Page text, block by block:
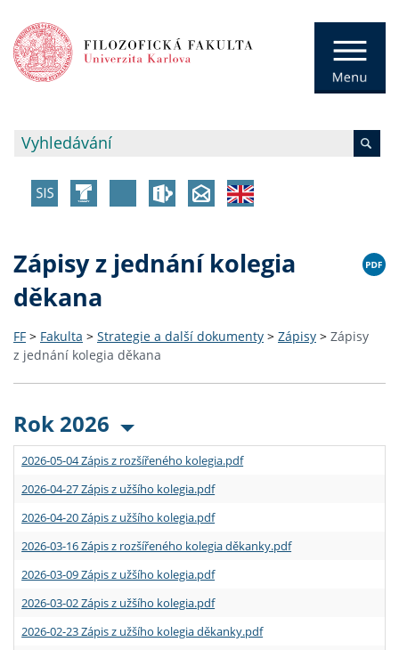
Zápisy z jednání kolegia
děkana
FF > Fakulta > Strategie a další dokumenty > Zápisy > Zápisy
z jednání kolegia děkana
Rok 2026
2026-05-04 Zápis z rozšířeného kolegia.pdf
2026-04-27 Zápis z užšího kolegia.pdf
2026-04-20 Zápis z užšího kolegia.pdf
2026-03-16 Zápis z rozšířeného kolegia děkanky.pdf
2026-03-09 Zápis z užšího kolegia.pdf
2026-03-02 Zápis z užšího kolegia.pdf
2026-02-23 Zápis z užšího kolegia děkanky.pdf